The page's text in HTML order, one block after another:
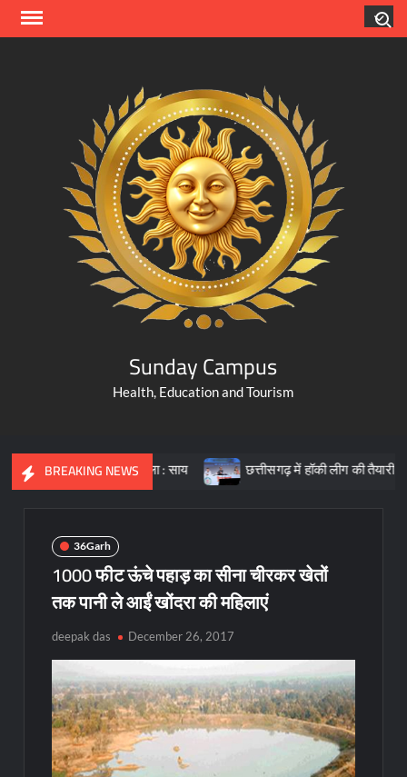
Skip
Sunday Campus
Health, Education and Tourism
BREAKING NEWS
की आधारशिला : साय छत्तीसगढ़ में हॉकी लीग की तैयारी, क्रीड़ा
36Garh
1000 फीट ऊंचे पहाड़ का सीना चीरकर खेतों
तक पानी ले आईं खोंदरा की महिलाएं
deepak das December 26, 2017